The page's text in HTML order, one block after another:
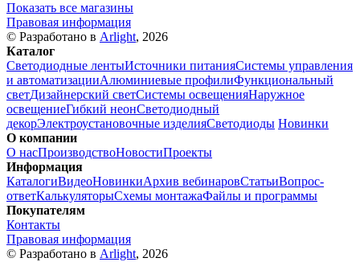
Показать все магазины
Правовая информация
© Разработано в Arlight, 2026
Каталог
Светодиодные лентыИсточники питанияСистемы управления
и автоматизацииАлюминиевые профилиФункциональный
светДизайнерский светСистемы освещенияНаружное
освещениеГибкий неонСветодиодный
декорЭлектроустановочные изделияСветодиоды Новинки
О компании
О насПроизводствоНовостиПроекты
Информация
КаталогиВидеоНовинкиАрхив вебинаровСтатьиВопрос-
ответКалькуляторыСхемы монтажаФайлы и программы
Покупателям
Контакты
Правовая информация
© Разработано в Arlight, 2026